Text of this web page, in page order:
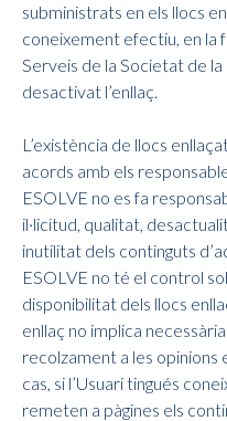
subministrats en els llocs
coneixement efectiu, en la
Serveis de la Societat de la
desactivat l’enllaç.
L’existència de llocs
acords amb els
ESOLVE no es fa
il·licitud, qualitat,
inutilitat dels continguts
ESOLVE no té el control
disponibilitat dels llocs
enllaç no implica
recolzament a les opinions
cas, si l’Usuari tingués
remeten a pàgines els